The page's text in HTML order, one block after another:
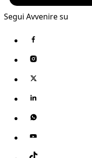
Segui Avvenire su